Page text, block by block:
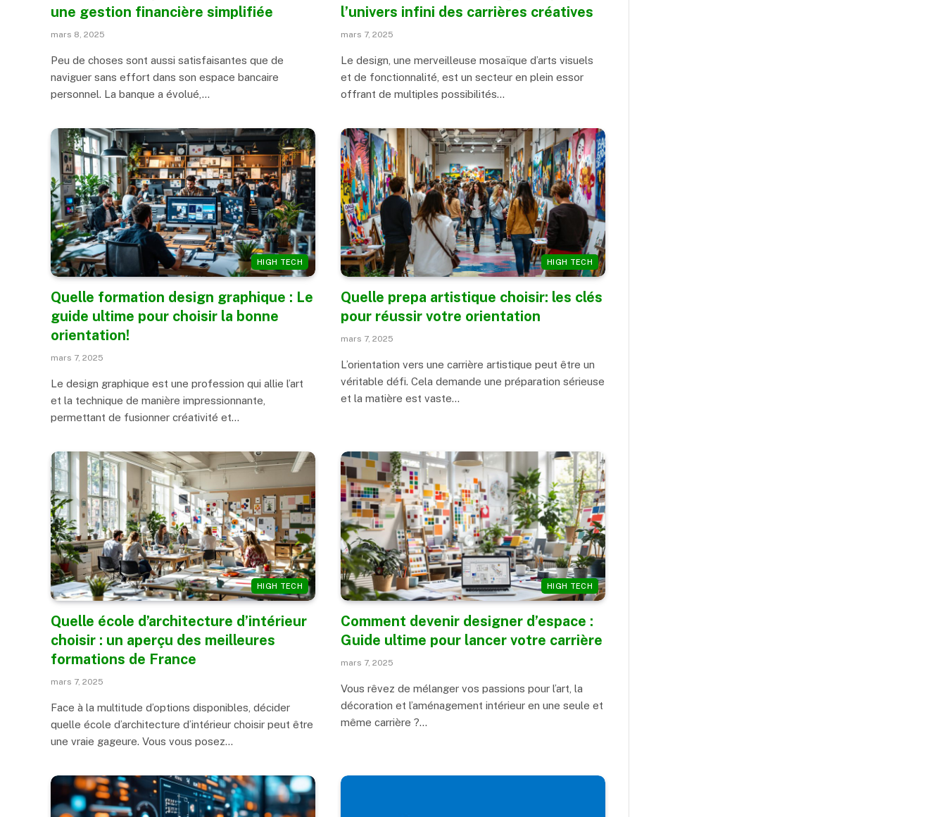
une gestion financière simplifiée
mars 8, 2025
Peu de choses sont aussi satisfaisantes que de
naviguer sans effort dans son espace bancaire
personnel. La banque a évolué,…
l’univers infini des carrières créatives
mars 7, 2025
Le design, une merveilleuse mosaïque d’arts visuels
et de fonctionnalité, est un secteur en plein essor
offrant de multiples possibilités…
HIGH TECH
Quelle formation design graphique : Le
guide ultime pour choisir la bonne
orientation!
mars 7, 2025
Le design graphique est une profession qui allie l’art
et la technique de manière impressionnante,
permettant de fusionner créativité et…
HIGH TECH
Quelle prepa artistique choisir: les clés
pour réussir votre orientation
mars 7, 2025
L’orientation vers une carrière artistique peut être un
véritable défi. Cela demande une préparation sérieuse
et la matière est vaste…
HIGH TECH
Quelle école d’architecture d’intérieur
choisir : un aperçu des meilleures
formations de France
mars 7, 2025
Face à la multitude d’options disponibles, décider
quelle école d’architecture d’intérieur choisir peut être
une vraie gageure. Vous vous posez…
HIGH TECH
Comment devenir designer d’espace :
Guide ultime pour lancer votre carrière
mars 7, 2025
Vous rêvez de mélanger vos passions pour l’art, la
décoration et l’aménagement intérieur en une seule et
même carrière ?…